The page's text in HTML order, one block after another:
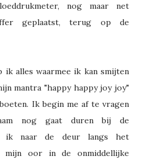
nog maar net
geplaatst, terug op de
alles waarmee ik kan smijten
mantra "happy happy joy joy"
Ik begin me af te vragen
nog gaat duren bij de
ik naar de deur langs het
mijn oor in de onmiddellijke